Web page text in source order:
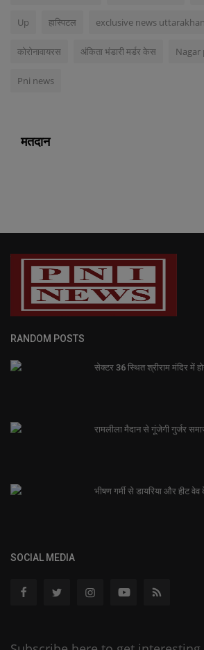
Up हास्पिटल exclusive news
कोरोनावायरस अंकिता भंडारी मर्डर केस Nagar
Pni news
मतदान
RANDOM POSTS
सेक्टर 36 स्थित श्रीराम मंदिर में
रामलीला मैदान से गूंजेगी गुर्जर
भीषण गर्मी से डायरिया और हीट
SOCIAL MEDIA